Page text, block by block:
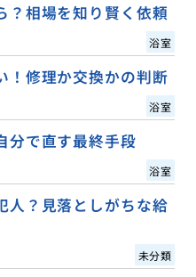
？相場を知り賢く依頼
浴室
！修理か交換かの判断
浴室
分で直す最終手段
浴室
人？見落としがちな給
未分類